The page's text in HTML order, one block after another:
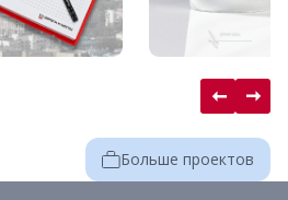
Больше проектов